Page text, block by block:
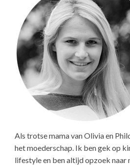
Als trotse mama van Olivia en
het moederschap. Ik ben gek op
lifestyle en ben altijd opzoek naar